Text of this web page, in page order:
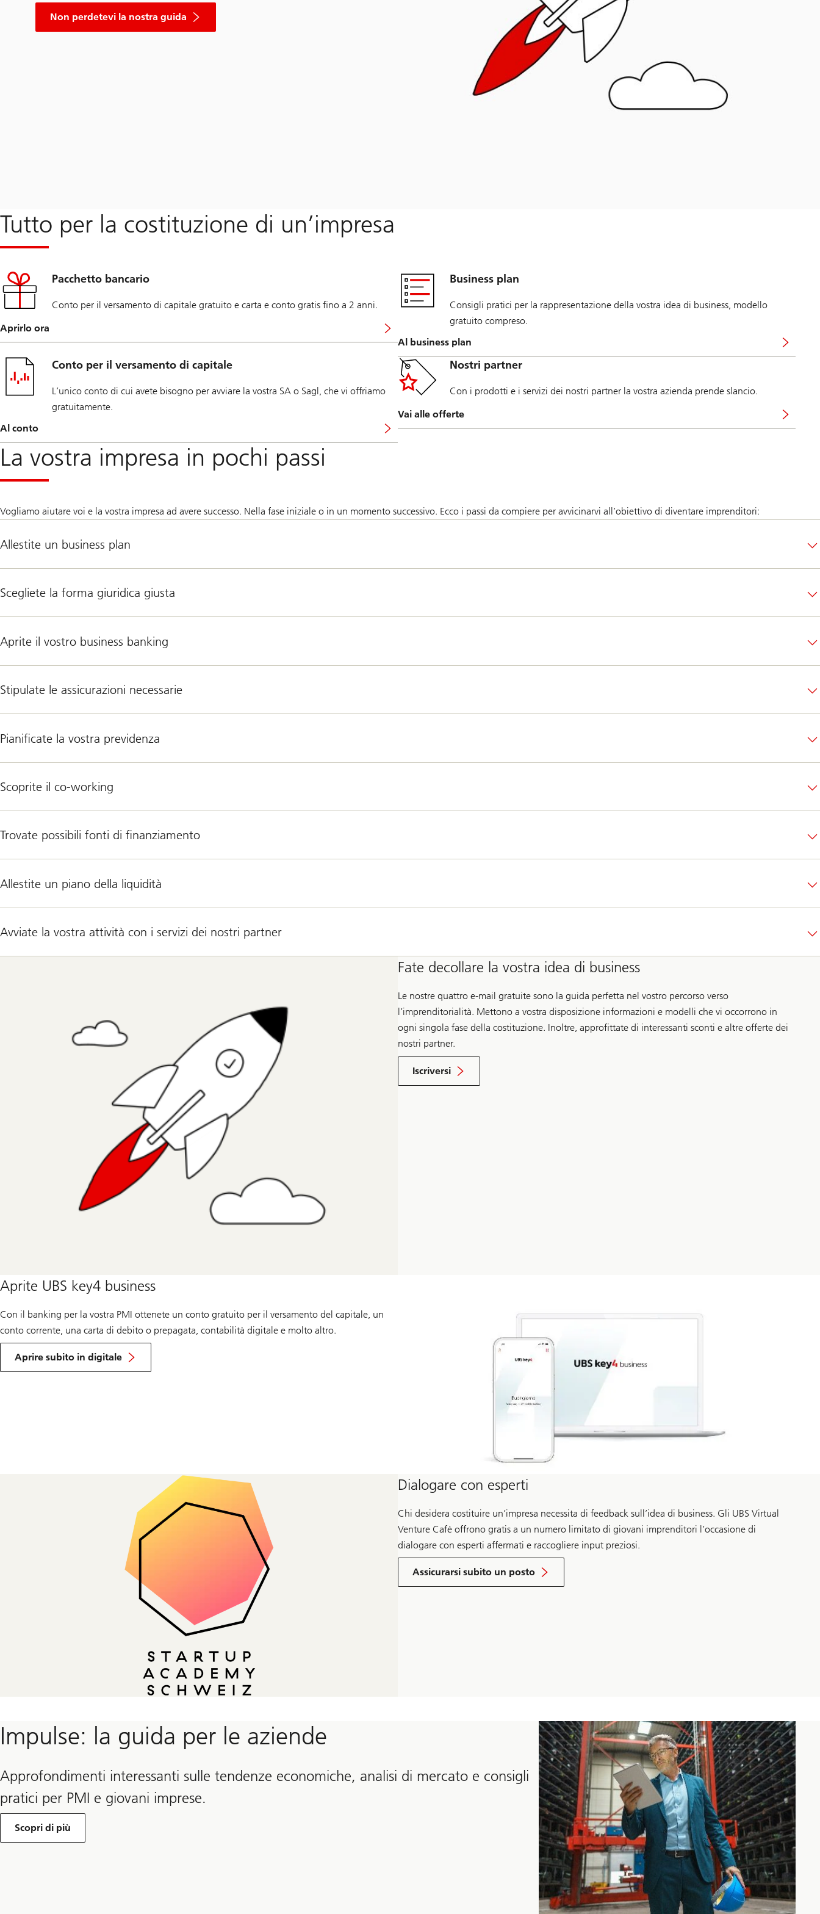
Non perdetevi la nostra guida
Tutto per la costituzione di un’impresa
Pacchetto bancario
Conto per il versamento di capitale gratuito e carta e conto gratis fino a 2 anni.
Aprirlo ora
Business plan
Consigli pratici per la rappresentazione della vostra idea di business, modello
gratuito compreso.
Al business plan
Conto per il versamento di capitale
L’unico conto di cui avete bisogno per avviare la vostra SA o Sagl, che vi offriamo
gratuitamente.
Al conto
Nostri partner
Con i prodotti e i servizi dei nostri partner la vostra azienda prende slancio.
Vai alle offerte
La vostra impresa in pochi passi
Vogliamo aiutare voi e la vostra impresa ad avere successo. Nella fase iniziale o in un momento successivo. Ecco i passi da compiere per avvicinarvi all’obiettivo di diventare imprenditori:
Allestite un business plan
Scegliete la forma giuridica giusta
Aprite il vostro business banking
Stipulate le assicurazioni necessarie
Pianificate la vostra previdenza
Scoprite il co-working
Trovate possibili fonti di finanziamento
Allestite un piano della liquidità
Avviate la vostra attività con i servizi dei nostri partner
Fate decollare la vostra idea di business
Le nostre quattro e-mail gratuite sono la guida perfetta nel vostro percorso verso
l’imprenditorialità. Mettono a vostra disposizione informazioni e modelli che vi occorrono in
ogni singola fase della costituzione. Inoltre, approfittate di interessanti sconti e altre offerte dei
nostri partner.
Iscriversi
Aprite UBS key4 business
Con il banking per la vostra PMI ottenete un conto gratuito per il versamento del capitale, un
conto corrente, una carta di debito o prepagata, contabilità digitale e molto altro.
Aprire subito in digitale
Dialogare con esperti
Chi desidera costituire un’impresa necessita di feedback sull’idea di business. Gli UBS Virtual
Venture Café offrono gratis a un numero limitato di giovani imprenditori l’occasione di
dialogare con esperti affermati e raccogliere input preziosi.
Assicurarsi subito un posto
Impulse: la guida per le aziende
Approfondimenti interessanti sulle tendenze economiche, analisi di mercato e consigli
pratici per PMI e giovani imprese.
Scopri di più